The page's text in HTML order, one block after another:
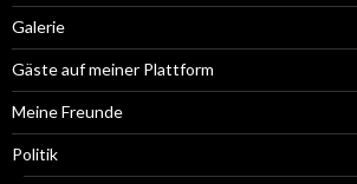
Galerie
Gäste auf meiner Plattform
Meine Freunde
Politik